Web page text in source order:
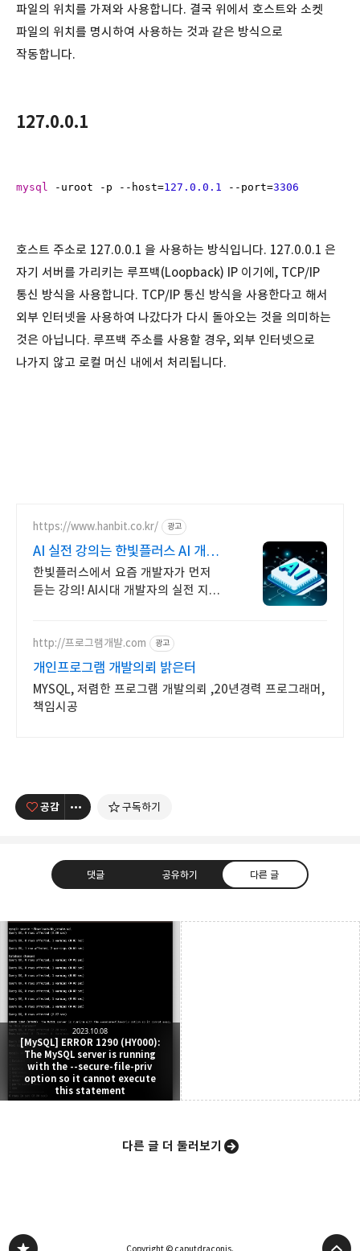
파일의 위치를 가져와 사용합니다. 결국 위에서 호스트와 소켓
파일의 위치를 명시하여 사용하는 것과 같은 방식으로
작동합니다.
127.0.0.1
mysql -uroot -p --host=127.0.0.1 --port=3306
호스트 주소로 127.0.0.1 을 사용하는 방식입니다. 127.0.0.1 은
자기 서버를 가리키는 루프백(Loopback) IP 이기에, TCP/IP
통신 방식을 사용합니다. TCP/IP 통신 방식을 사용한다고 해서
외부 인터넷을 사용하여 나갔다가 다시 돌아오는 것을 의미하는
것은 아닙니다. 루프백 주소를 사용할 경우, 외부 인터넷으로
나가지 않고 로컬 머신 내에서 처리됩니다.
https://www.hanbit.co.kr/ 광고
AI 실전 강의는 한빛플러스 AI 개발자
필수 코스
한빛플러스에서 요즘 개발자가 먼저
듣는 강의! AI시대 개발자의 실전 지식
http://프로그램개발.com 광고
개인프로그램 개발의뢰 밝은터
MYSQL, 저렴한 프로그램 개발의뢰 ,20년경력 프로그래머,
책임시공
공감 구독하기
댓글 공유하기 다른 글
caputdraconis
네트워크 관점에서의 클라우드 컴퓨팅을 공부하는
중입니다 :)
구독하기
구독하기
[MySQL] ERROR 1290 (HY000):
The MySQL server is running
with the --secure-file-priv
option so it cannot execute
this statement
2023.10.08
다른 글 더 둘러보기
Copyright © caputdraconis.